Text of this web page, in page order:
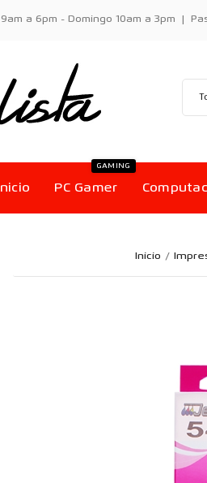
a 6pm - Domingo 10am a 3pm |
PC Gamer
GAMING
Inicio